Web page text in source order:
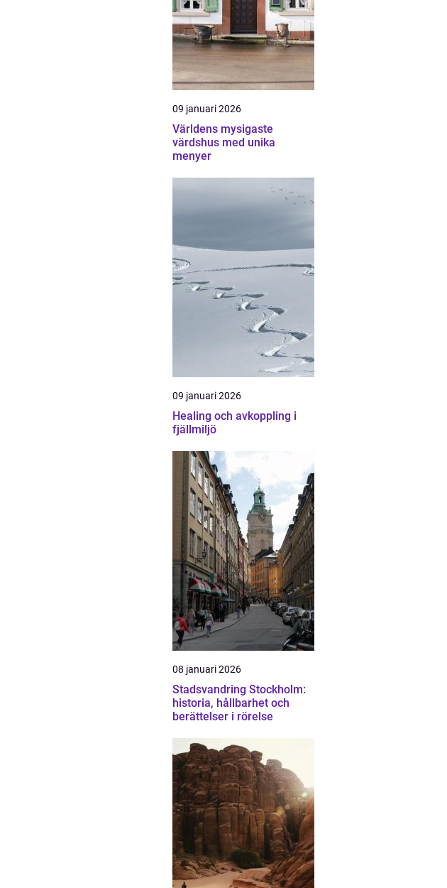
09 januari 2026
Världens mysigaste
värdshus med unika
menyer
09 januari 2026
Healing och avkoppling i
fjällmiljö
08 januari 2026
Stadsvandring Stockholm:
historia, hållbarhet och
berättelser i rörelse